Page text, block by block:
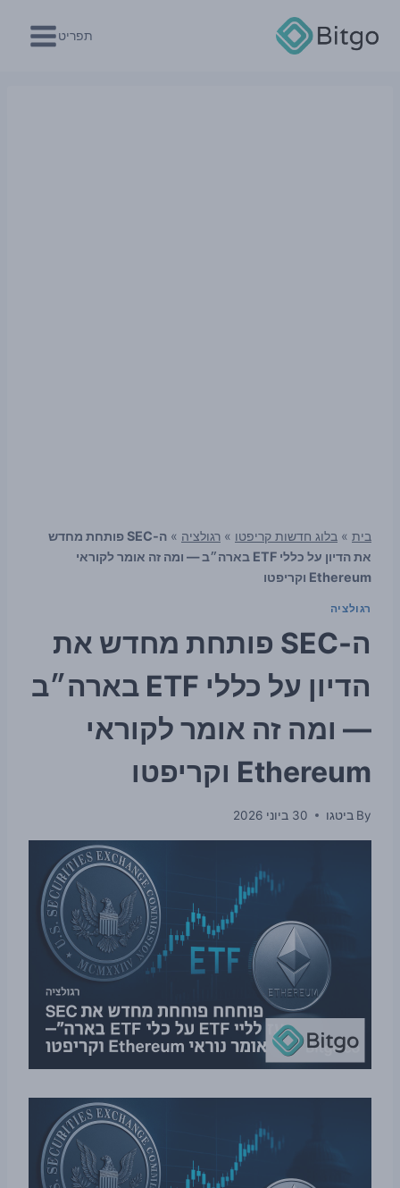
תפריט
בית » בלוג חדשות קריפטו » רגולציה »
ה-SEC פותחת מחדש
את הדיון על כללי ETF בארה״ב — ומה זה אומר לקוראי
Ethereum וקריפטו
רגולציה
ה-SEC פותחת מחדש את
הדיון על כללי ETF בארה״ב
— ומה זה אומר לקוראי
Ethereum וקריפטו
By ביטגו 30 ביוני 2026